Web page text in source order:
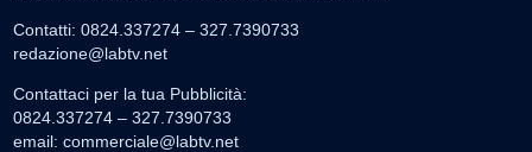
Contatti: 0824.337274 – 327.7390733
redazione@labtv.net
Contattaci per la tua Pubblicità:
0824.337274 – 327.7390733
email: commerciale@labtv.net